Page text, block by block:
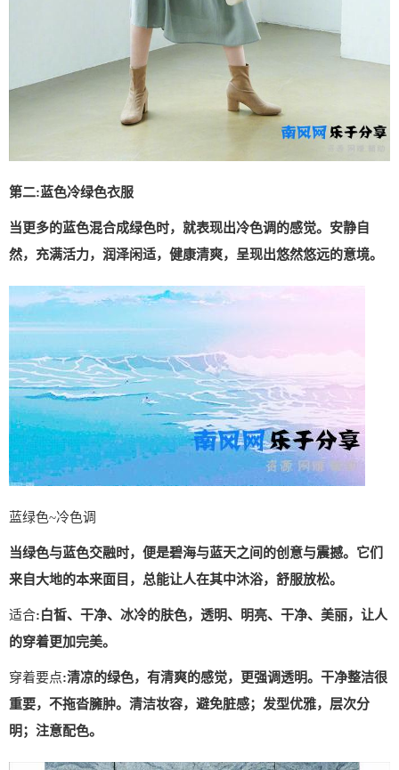
第二:蓝色冷绿色衣服
当更多的蓝色混合成绿色时，就表现出冷色调的感觉。安静自
然，充满活力，润泽闲适，健康清爽，呈现出悠然悠远的意境。
蓝绿色~冷色调
当绿色与蓝色交融时，便是碧海与蓝天之间的创意与震撼。它们
来自大地的本来面目，总能让人在其中沐浴，舒服放松。
适合:白皙、干净、冰冷的肤色，透明、明亮、干净、美丽，让人
的穿着更加完美。
穿着要点:清凉的绿色，有清爽的感觉，更强调透明。干净整洁很
重要，不拖沓臃肿。清洁妆容，避免脏感；发型优雅，层次分
明；注意配色。